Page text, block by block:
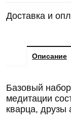
Доставка и
Описание
Базовый
медитации
кварца, друзы